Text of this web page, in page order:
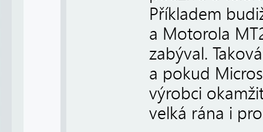
Příkladem
a Motorola
zabýval.
a pokud
výrobci
velká rána i